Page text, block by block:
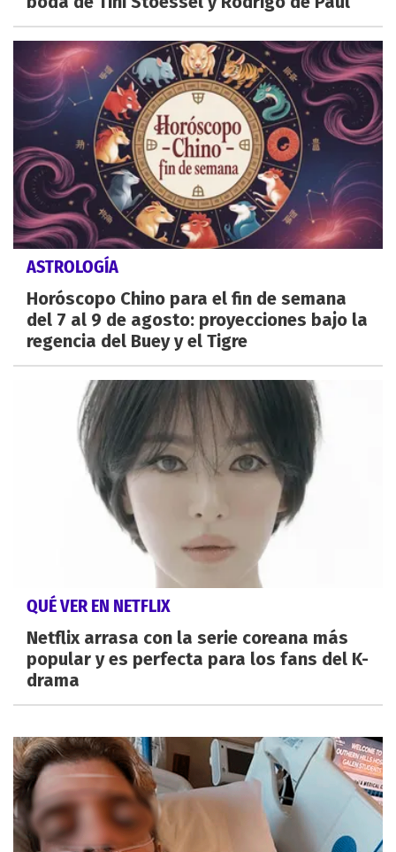
ASTROLOGÍA
Horóscopo Chino para el fin de semana
del 7 al 9 de agosto: proyecciones bajo la
regencia del Buey y el Tigre
QUÉ VER EN NETFLIX
Netflix arrasa con la serie coreana más
popular y es perfecta para los fans del K-
drama